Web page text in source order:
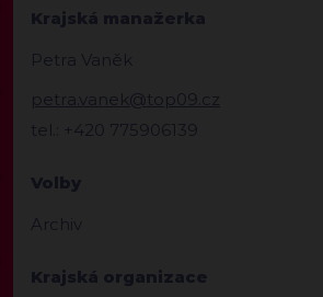
Krajská manažerka
Petra Vaněk
petra.vanek@top09.cz
tel.: +420 775906139
Volby
Archiv
Krajská organizace